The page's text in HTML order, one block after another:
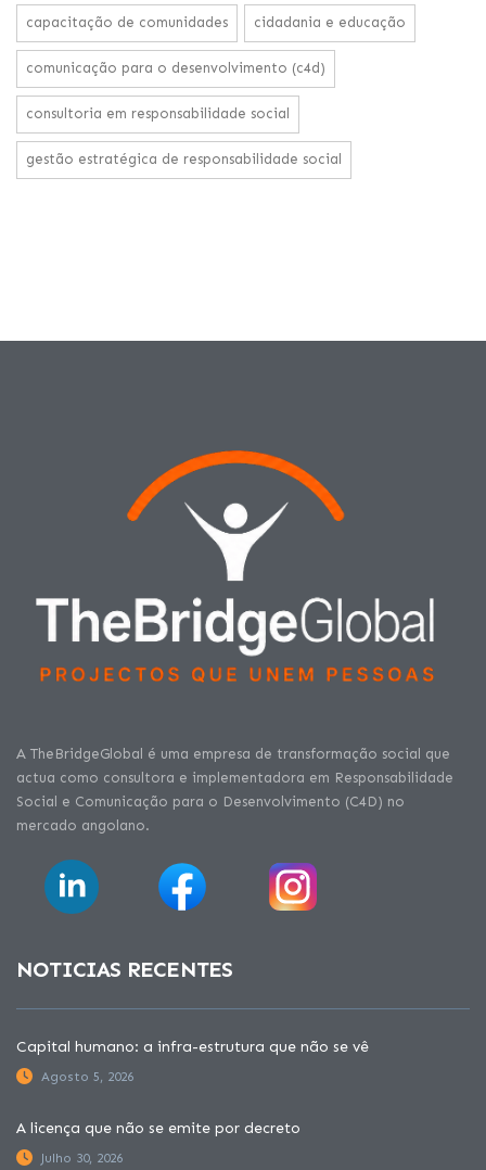
capacitação de comunidades cidadania e educação
comunicação para o desenvolvimento (c4d)
consultoria em responsabilidade social
gestão estratégica de responsabilidade social
A TheBridgeGlobal é uma empresa de transformação social que
actua como consultora e implementadora em Responsabilidade
Social e Comunicação para o Desenvolvimento (C4D) no
mercado angolano.
NOTICIAS RECENTES
Capital humano: a infra-estrutura que não se vê
Agosto 5, 2026
A licença que não se emite por decreto
Julho 30, 2026